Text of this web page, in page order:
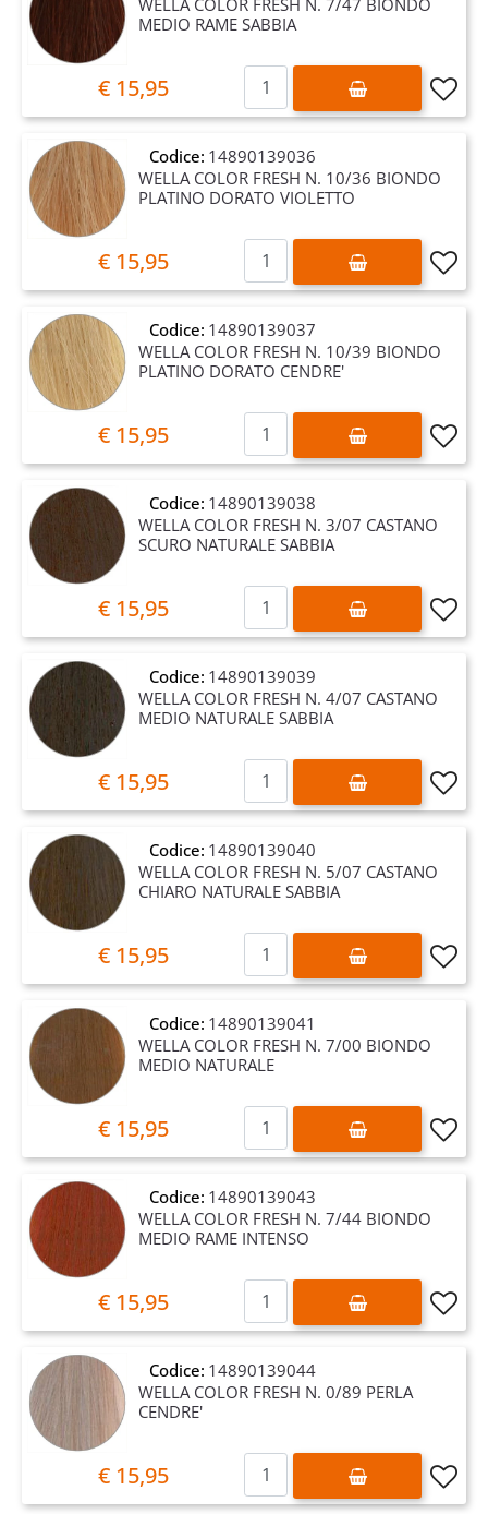
WELLA COLOR FRESH N. 7/47 BIONDO
MEDIO RAME SABBIA
€ 15,95 Quantità
Codice: 14890139036
WELLA COLOR FRESH N. 10/36 BIONDO
PLATINO DORATO VIOLETTO
€ 15,95 Quantità
Codice: 14890139037
WELLA COLOR FRESH N. 10/39 BIONDO
PLATINO DORATO CENDRE'
€ 15,95 Quantità
Codice: 14890139038
WELLA COLOR FRESH N. 3/07 CASTANO
SCURO NATURALE SABBIA
€ 15,95 Quantità
Codice: 14890139039
WELLA COLOR FRESH N. 4/07 CASTANO
MEDIO NATURALE SABBIA
€ 15,95 Quantità
Codice: 14890139040
WELLA COLOR FRESH N. 5/07 CASTANO
CHIARO NATURALE SABBIA
€ 15,95 Quantità
Codice: 14890139041
WELLA COLOR FRESH N. 7/00 BIONDO
MEDIO NATURALE
€ 15,95 Quantità
Codice: 14890139043
WELLA COLOR FRESH N. 7/44 BIONDO
MEDIO RAME INTENSO
€ 15,95 Quantità
Codice: 14890139044
WELLA COLOR FRESH N. 0/89 PERLA
CENDRE'
€ 15,95 Quantità